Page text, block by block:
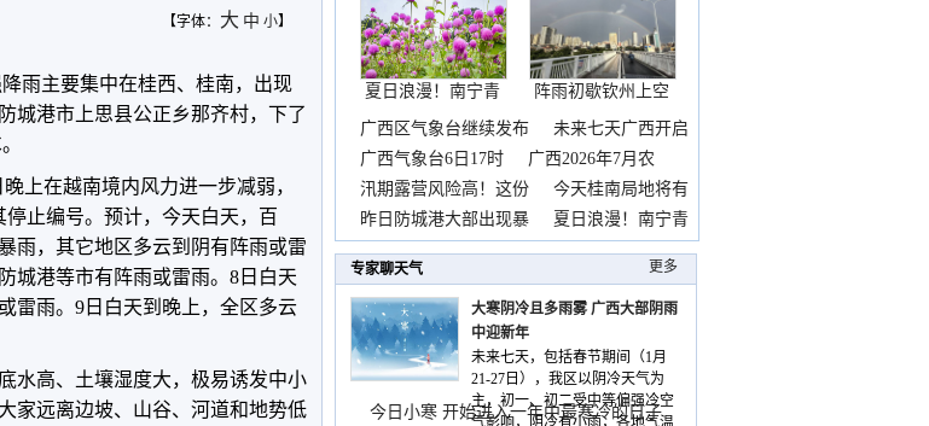
【字体： 大 中 小】
雨主要集中在桂西、桂南，出现
防城港市 上思县公正乡那齐村，下了
上在越南境内风力进一步减弱，
止编号。预计， 今天白天，百
雨，其它地区多云到阴有阵雨或雷
城港等市有阵雨或雷雨。8日白天
雷雨。9日白天到晚上，全区多云
水高、土壤湿度大，极易诱发中小
家远离边坡、山谷、河道和地势低
夏日浪漫！南宁青
秀山
阵雨初歇钦州上空
邂逅
广西区气象台继续发布
未来七天广西开启
晴热
广西气象台6日17时
广西2026年7月农
汛期露营风险高！这份
今天桂南局地将有
暴雨
昨日防城港大部出现暴
夏日浪漫！南宁青
秀山
专家聊天气 更多
大寒阴冷且多雨雾 广西大部阴雨
中迎新年
未来七天，包括春节期间（1月
21-27日），我区以阴冷天气为
主，初一、初二受中等偏强冷空
气影响，阴冷有小雨，各地气温
今日小寒 开始进入一年中最寒冷的日子